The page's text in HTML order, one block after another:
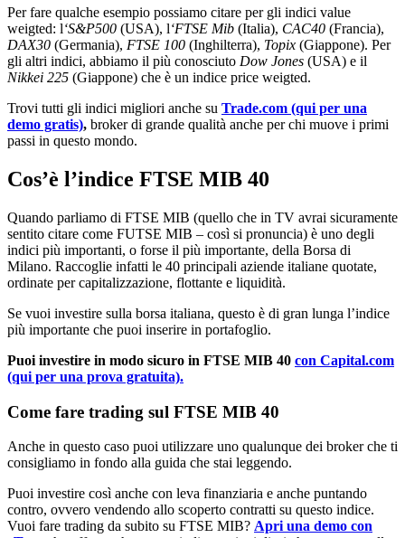
Per fare qualche esempio possiamo citare per gli indici value
weigted: l‘S&P500 (USA), l‘FTSE Mib (Italia), CAC40 (Francia),
DAX30 (Germania), FTSE 100 (Inghilterra), Topix (Giappone). Per
gli altri indici, abbiamo il più conosciuto Dow Jones (USA) e il
Nikkei 225 (Giappone) che è un indice price weigted.
Trovi tutti gli indici migliori anche su Trade.com (qui per una
demo gratis), broker di grande qualità anche per chi muove i primi
passi in questo mondo.
Cos’è l’indice FTSE MIB 40
Quando parliamo di FTSE MIB (quello che in TV avrai sicuramente
sentito citare come FUTSE MIB – così si pronuncia) è uno degli
indici più importanti, o forse il più importante, della Borsa di
Milano. Raccoglie infatti le 40 principali aziende italiane quotate,
ordinate per capitalizzazione, flottante e liquidità.
Se vuoi investire sulla borsa italiana, questo è di gran lunga l’indice
più importante che puoi inserire in portafoglio.
Puoi investire in modo sicuro in FTSE MIB 40 con Capital.com
(qui per una prova gratuita).
Come fare trading sul FTSE MIB 40
Anche in questo caso puoi utilizzare uno qualunque dei broker che ti
consigliamo in fondo alla guida che stai leggendo.
Puoi investire così anche con leva finanziaria e anche puntando
contro, ovvero vendendo allo scoperto contratti su questo indice.
Vuoi fare trading da subito su FTSE MIB? Apri una demo con